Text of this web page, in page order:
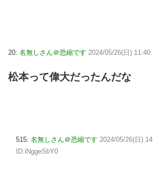
20: 名無しさん＠恐縮です 2024/05/26(日)
松本って偉大だったんだな
515: 名無しさん＠恐縮です 2024/05/26(日)
ID:iNggeSbY0